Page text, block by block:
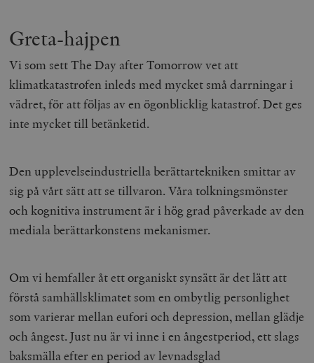
Greta-hajpen
Vi som settThe Day after Tomorrowvet att
klimatkatastrofen inleds med mycket små darrningar i
vädret, för att följas av en ögonblicklig katastrof. Det ges
inte mycket till betänketid.
Den upplevelseindustriella berättartekniken smittar av
sig på vårt sätt att se tillvaron. Våra tolkningsmönster
och kognitiva instrument är i hög grad påverkade av den
mediala berättarkonstens mekanismer.
Om vi hemfaller åt ett organiskt synsätt är det lätt att
förstå samhällsklimatet som en ombytlig personlighet
som varierar mellan eufori och depression, mellan glädje
och ångest. Just nu är vi inne i en ångestperiod, ett slags
baksmälla efter en period av levnadsglad